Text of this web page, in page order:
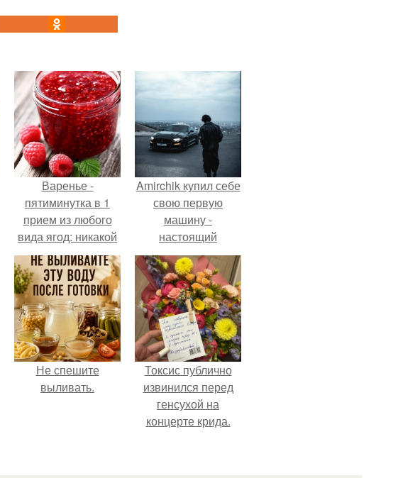
Варенье -
пятиминутка в 1
прием из любого
вида ягод: никакой
длительной варки,
все витамины на
месте!
Amirchik купил себе
свою первую
машину -
настоящий
автомобиль мечты
для многих
автолюбителей.
Не спешите
выливать.
Токсис публично
извинился перед
генсухой на
концерте крида.